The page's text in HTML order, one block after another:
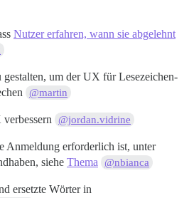
Nutzer erfahren, wann sie abgelehnt
um der UX für Lesezeichen-
@martin
@jordan.vidrine
Anmeldung erforderlich ist, unter
siehe Thema @nbianca
ersetzte Wörter in